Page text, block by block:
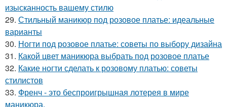
изысканность вашему стилю
29. Стильный маникюр под розовое платье: идеальные
варианты
30. Ногти под розовое платье: советы по выбору дизайна
31. Какой цвет маникюра выбрать под розовое платье
32. Какие ногти сделать к розовому платью: советы
стилистов
33. Френч - это беспроигрышная лотерея в мире
маникюра.